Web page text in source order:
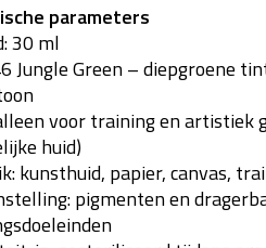
parameters
30 ml
Jungle Green – diepgroene
voor training en artistiek
huid)
kunsthuid, papier, canvas,
pigmenten en